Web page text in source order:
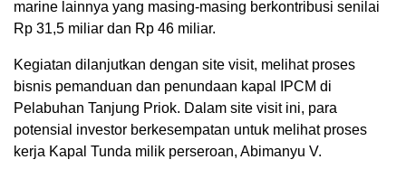
marine lainnya yang masing-masing berkontribusi senilai
Rp 31,5 miliar dan Rp 46 miliar.
Kegiatan dilanjutkan dengan site visit, melihat proses
bisnis pemanduan dan penundaan kapal IPCM di
Pelabuhan Tanjung Priok. Dalam site visit ini, para
potensial investor berkesempatan untuk melihat proses
kerja Kapal Tunda milik perseroan, Abimanyu V.